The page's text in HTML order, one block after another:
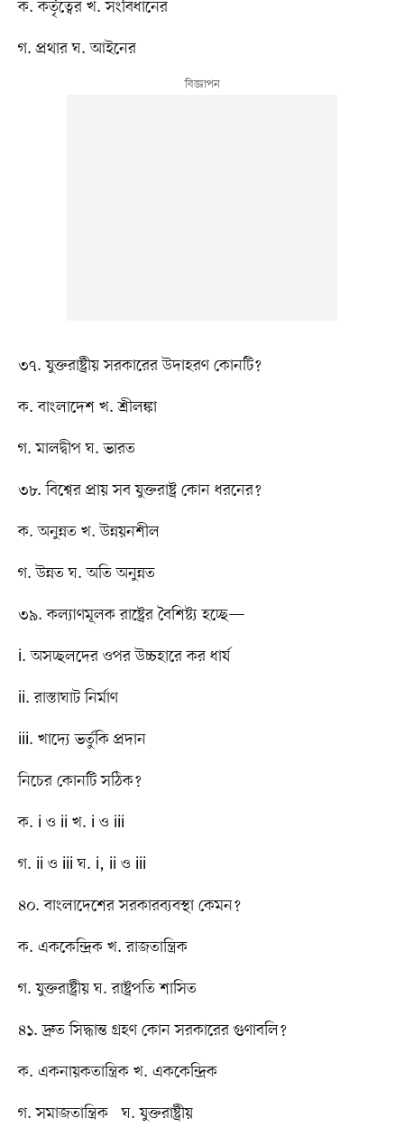
ক. কর্তৃত্বের খ. সংবিধানের
গ. প্রথার ঘ. আইনের
৩৭. যুক্তরাষ্ট্রীয় সরকারের উদাহরণ কোনটি?
ক. বাংলাদেশ খ. শ্রীলঙ্কা
গ. মালদ্বীপ ঘ. ভারত
৩৮. বিশ্বের প্রায় সব যুক্তরাষ্ট্র কোন ধরনের?
ক. অনুন্নত খ. উন্নয়নশীল
গ. উন্নত ঘ. অতি অনুন্নত
৩৯. কল্যাণমূলক রাষ্ট্রের বৈশিষ্ট্য হচ্ছে—
i. অসচ্ছলদের ওপর উচ্চহারে কর ধার্য
ii. রাস্তাঘাট নির্মাণ
iii. খাদ্যে ভর্তুকি প্রদান
নিচের কোনটি সঠিক?
ক. i ও ii খ. i ও iii
গ. ii ও iii ঘ. i, ii ও iii
৪০. বাংলাদেশের সরকারব্যবস্থা কেমন?
ক. এককেন্দ্রিক খ. রাজতান্ত্রিক
গ. যুক্তরাষ্ট্রীয় ঘ. রাষ্ট্রপতি শাসিত
৪১. দ্রুত সিদ্ধান্ত গ্রহণ কোন সরকারের গুণাবলি?
ক. একনায়কতান্ত্রিক খ. এককেন্দ্রিক
গ. সমাজতান্ত্রিক ঘ. যুক্তরাষ্ট্রীয়